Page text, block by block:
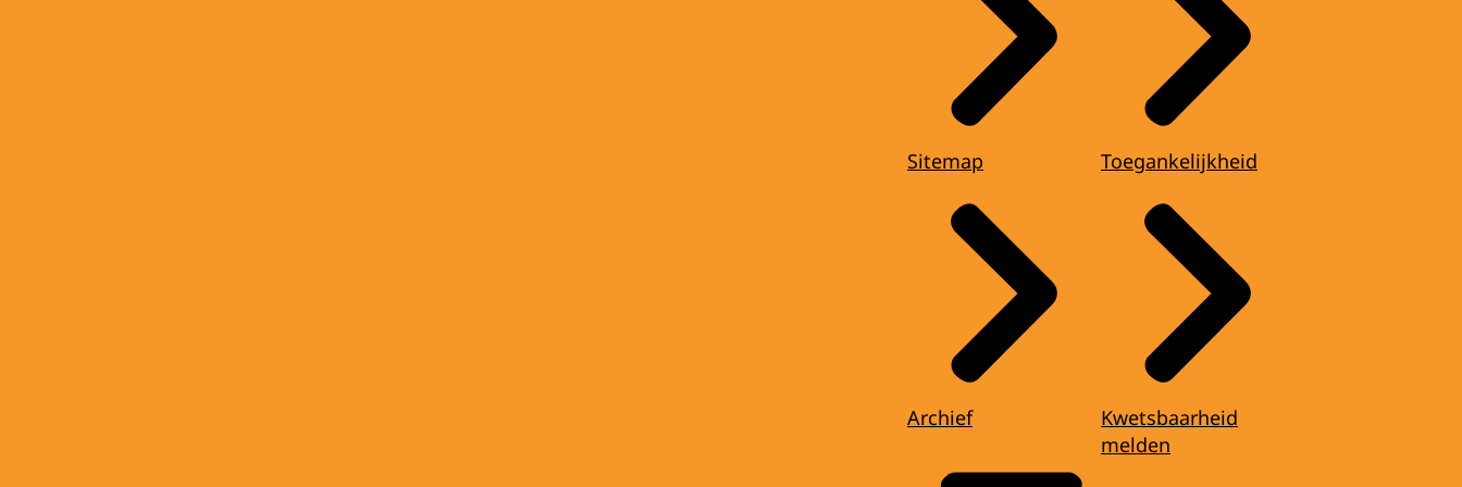
Sitemap
Archief
Toegankelijkheid
Kwetsbaarheid
melden